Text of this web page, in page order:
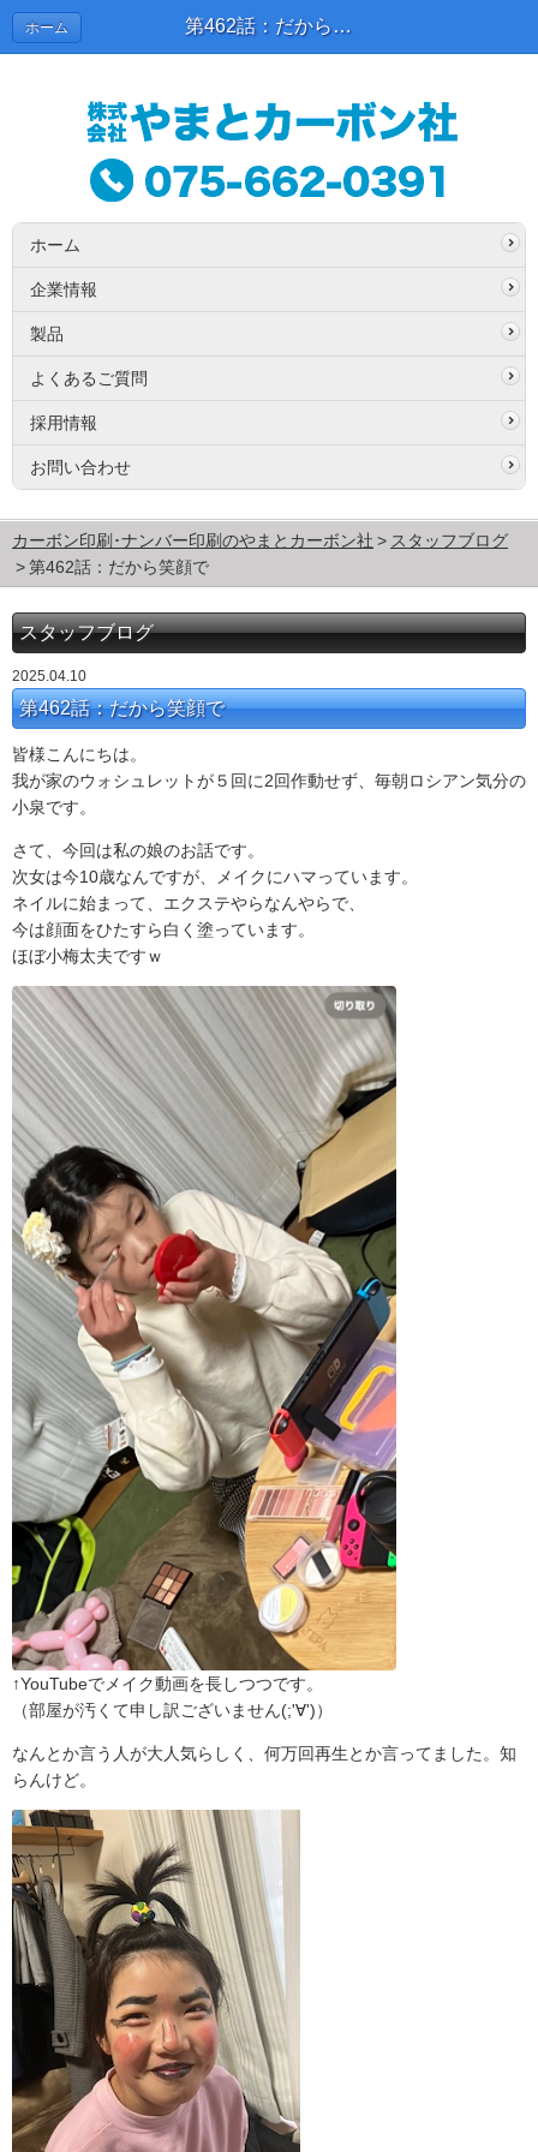
第462話：だから笑顔で | スタッフブログ
ホーム
ホーム
企業情報
製品
よくあるご質問
採用情報
お問い合わせ
カーボン印刷･ナンバー印刷のやまとカーボン社
スタッフブログ
第462話：だから笑顔で
スタッフブログ
2025.04.10
第462話：だから笑顔で
皆様こんにちは。
我が家のウォシュレットが５回に2回作動せず、毎朝ロシアン気分の
小泉です。
さて、今回は私の娘のお話です。
次女は今10歳なんですが、メイクにハマっています。
ネイルに始まって、エクステやらなんやらで、
今は顔面をひたすら白く塗っています。
ほぼ小梅太夫ですｗ
↑YouTubeでメイク動画を長しつつです。
（部屋が汚くて申し訳ございません(;'∀')）
なんとか言う人が大人気らしく、何万回再生とか言ってました。知
らんけど。